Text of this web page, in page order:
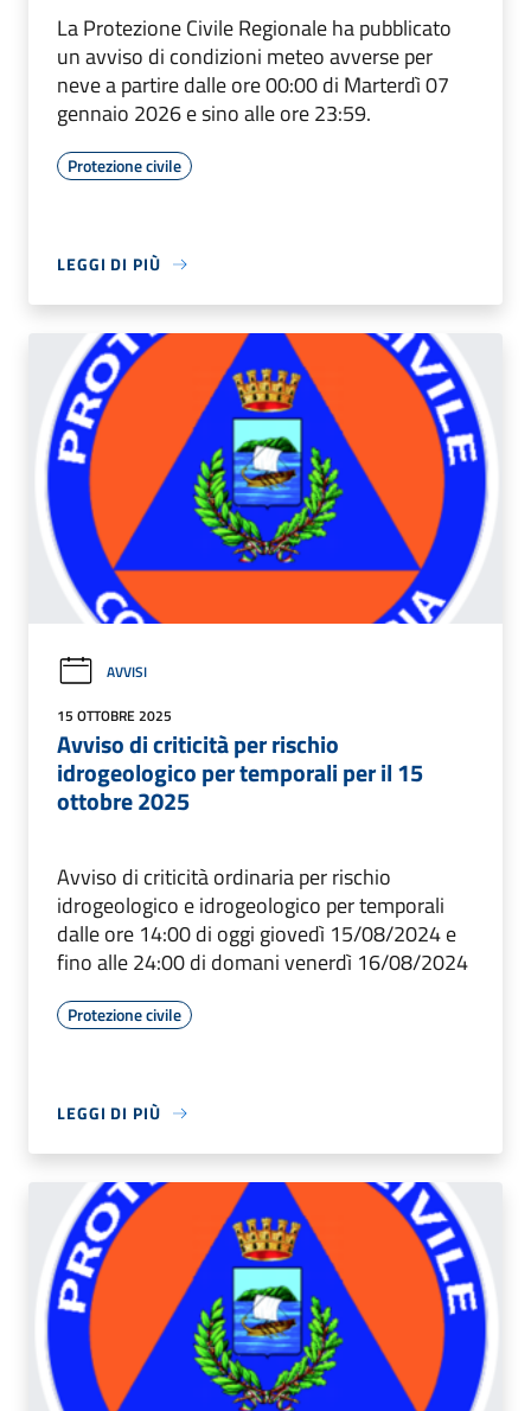
La Protezione Civile Regionale ha pubblicato
un avviso di condizioni meteo avverse per
neve a partire dalle ore 00:00 di Marterdì 07
gennaio 2026 e sino alle ore 23:59.
Protezione civile
LEGGI DI PIÙ
AVVISI
15 OTTOBRE 2025
Avviso di criticità per rischio
idrogeologico per temporali per il 15
ottobre 2025
Avviso di criticità ordinaria per rischio
idrogeologico e idrogeologico per temporali
dalle ore 14:00 di oggi giovedì 15/08/2024 e
fino alle 24:00 di domani venerdì 16/08/2024
Protezione civile
LEGGI DI PIÙ